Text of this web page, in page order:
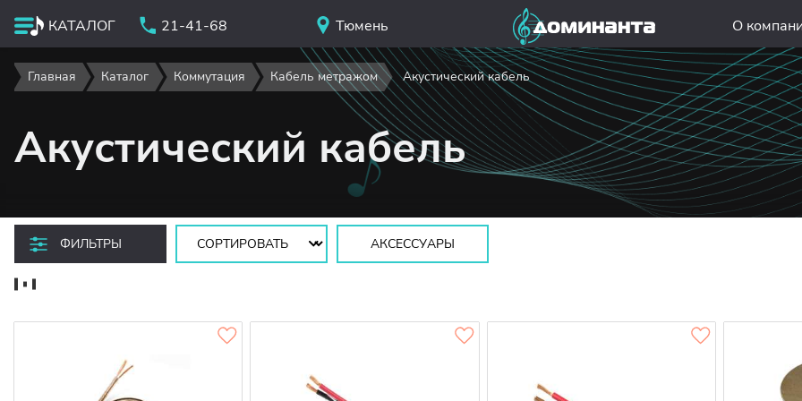
КАТАЛОГ 21-41-68 Тюмень О
Главная Каталог Коммутация Кабель метражом Акустический кабель
Акустический кабель
ФИЛЬТРЫ АКСЕССУАРЫ